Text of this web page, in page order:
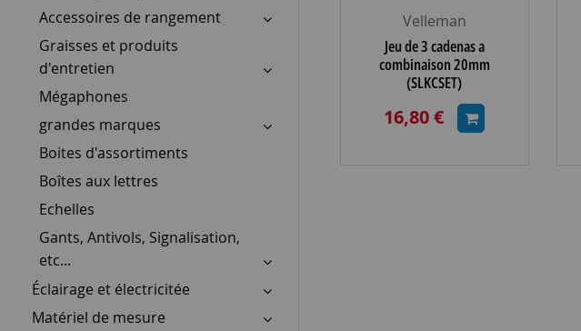
Accessoires de rangement
Graisses et produits
d'entretien
Mégaphones
grandes marques
Boites d'assortiments
Boîtes aux lettres
Echelles
Gants, Antivols, Signalisation,
etc...
Éclairage et électricitée
Matériel de mesure
Velleman
Jeu de 3 cadenas a
combinaison 20mm
(SLKCSET)
16,80 €